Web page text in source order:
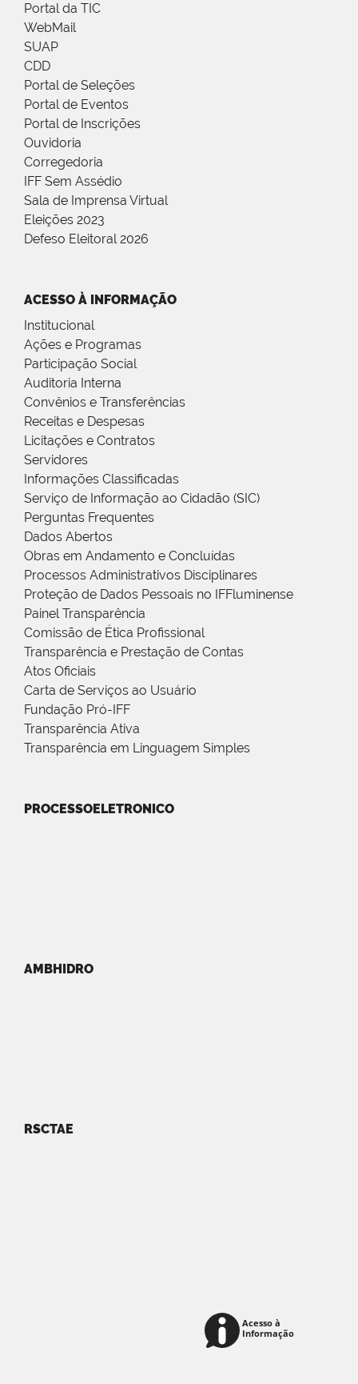
Portal da TIC
WebMail
SUAP
CDD
Portal de Seleções
Portal de Eventos
Portal de Inscrições
Ouvidoria
Corregedoria
IFF Sem Assédio
Sala de Imprensa Virtual
Eleições 2023
Defeso Eleitoral 2026
ACESSO À INFORMAÇÃO
Institucional
Ações e Programas
Participação Social
Auditoria Interna
Convênios e Transferências
Receitas e Despesas
Licitações e Contratos
Servidores
Informações Classificadas
Serviço de Informação ao Cidadão (SIC)
Perguntas Frequentes
Dados Abertos
Obras em Andamento e Concluídas
Processos Administrativos Disciplinares
Proteção de Dados Pessoais no IFFluminense
Painel Transparência
Comissão de Ética Profissional
Transparência e Prestação de Contas
Atos Oficiais
Carta de Serviços ao Usuário
Fundação Pró-IFF
Transparência Ativa
Transparência em Linguagem Simples
PROCESSOELETRONICO
AMBHIDRO
RSCTAE